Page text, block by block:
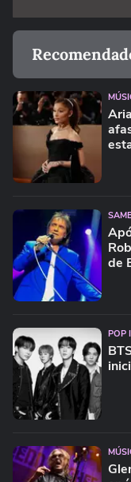
de
POP